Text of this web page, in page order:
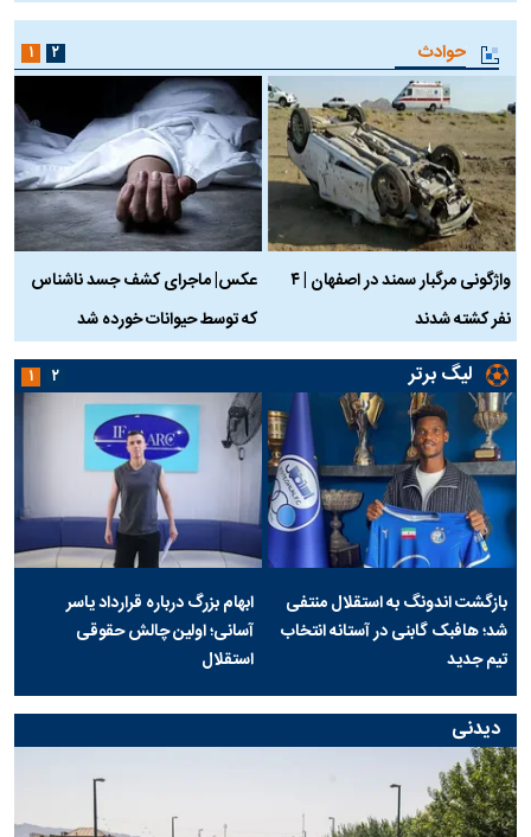
حوادث
واژگونی مرگبار سمند در اصفهان | ۴
نفر کشته شدند
عکس| ماجرای کشف جسد ناشناس
که توسط حیوانات خورده شد
۱ ۲
لیگ برتر
بازگشت اندونگ به استقلال منتفی
شد؛ هافبک گابنی در آستانه انتخاب
تیم جدید
ابهام بزرگ درباره قرارداد یاسر
آسانی؛ اولین چالش حقوقی
استقلال
۱ ۲
دیدنی